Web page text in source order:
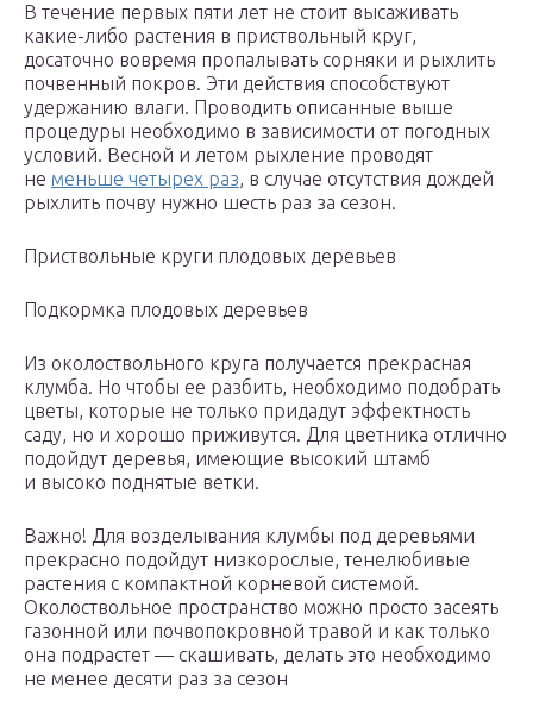
В течение первых пяти лет не стоит высаживать
какие-либо растения в приствольный круг,
досаточно вовремя пропалывать сорняки и рыхлить
почвенный покров. Эти действия способствуют
удержанию влаги. Проводить описанные выше
процедуры необходимо в зависимости от погодных
условий. Весной и летом рыхление проводят
не меньше четырех раз, в случае отсутствия дождей
рыхлить почву нужно шесть раз за сезон.
Приствольные круги плодовых деревьев
Подкормка плодовых деревьев
Из околоствольного круга получается прекрасная
клумба. Но чтобы ее разбить, необходимо подобрать
цветы, которые не только придадут эффектность
саду, но и хорошо приживутся. Для цветника отлично
подойдут деревья, имеющие высокий штамб
и высоко поднятые ветки.
Важно! Для возделывания клумбы под деревьями
прекрасно подойдут низкорослые, тенелюбивые
растения с компактной корневой системой.
Околоствольное пространство можно просто засеять
газонной или почвопокровной травой и как только
она подрастет — скашивать, делать это необходимо
не менее десяти раз за сезон